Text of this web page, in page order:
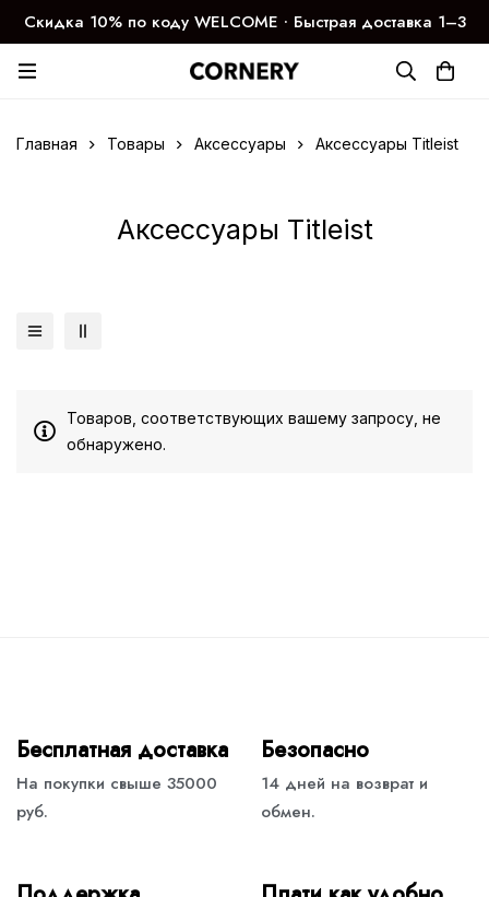
Скидка 10% по коду WELCOME ∙ Быстрая доставка 1–3
дня
Главная Товары Аксессуары Аксессуары Titleist
Аксессуары Titleist
Товаров, соответствующих вашему запросу, не
обнаружено.
Бесплатная доставка
На покупки свыше 35000
руб.
Безопасно
14 дней на возврат и
обмен.